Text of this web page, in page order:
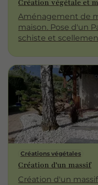
Création végétale et
Aménagement de
maison. Pose d'un
schiste et
Créations végétales
Création d'un massif
Création d'un